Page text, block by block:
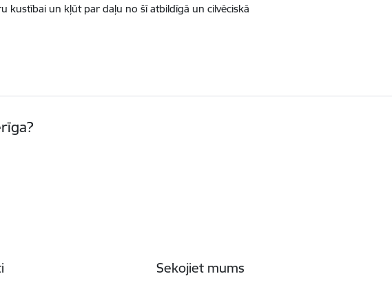
kustībai un kļūt par daļu no šī atbildīgā un cilvēciskā
Sekojiet mums